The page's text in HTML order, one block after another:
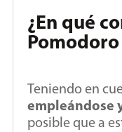
¿En qué
Teniendo en
empleándose
posible que a